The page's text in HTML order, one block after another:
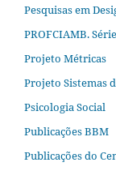
Pesquisas em
PROFCIAMB.
Projeto Métricas
Projeto Sistemas
Psicologia Social
Publicações BBM
Publicações do